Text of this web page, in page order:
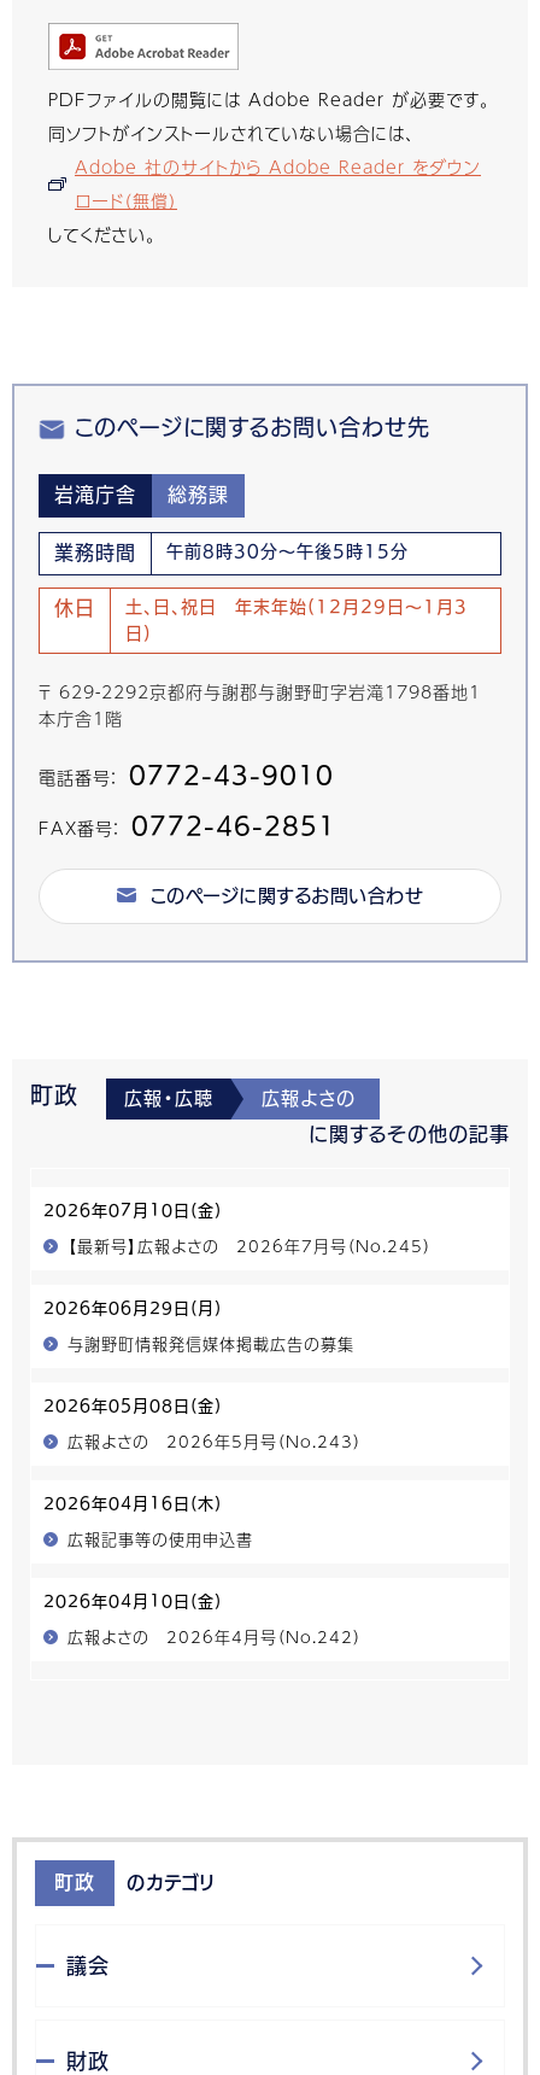
PDFファイルの閲覧には Adobe Reader が必要です。
同ソフトがインストールされていない場合には、
Adobe 社のサイトから Adobe Reader をダウン
ロード（無償）
してください。
このページに関するお問い合わせ先
岩滝庁舎 総務課
業務時間 午前8時30分～午後5時15分
休日
土、日、祝日 年末年始(12月29日～1月3
日)
〒 629-2292京都府与謝郡与謝野町字岩滝1798番地1
本庁舎1階
電話番号： 0772-43-9010
FAX番号： 0772-46-2851
このページに関するお問い合わせ
町政 広報・広聴 広報よさの
に関するその他の記事
2026年07月10日(金)
【最新号】広報よさの 2026年7月号（No.245）
2026年06月29日(月)
与謝野町情報発信媒体掲載広告の募集
2026年05月08日(金)
広報よさの 2026年5月号（No.243）
2026年04月16日(木)
広報記事等の使用申込書
2026年04月10日(金)
広報よさの 2026年4月号（No.242）
町政 のカテゴリ
議会
財政